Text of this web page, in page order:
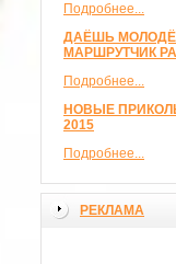
Подробнее...
ДАЁШЬ
МАРШРУТЧИК
Подробнее...
НОВЫЕ
2015
Подробнее...
РЕКЛАМА